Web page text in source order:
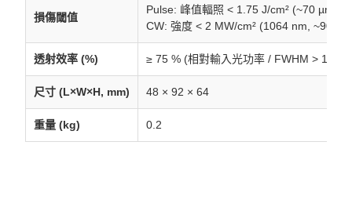
損傷閾值
Pulse: 峰值輻照 < 1.75 J/cm² (~70 µm
CW: 強度 < 2 MW/cm² (1064 nm, ~90
透射效率 (%) ≥ 75 % (相對輸入光功率 / FWHM > 10
尺寸 (L×W×H, mm) 48 × 92 × 64
重量 (kg) 0.2